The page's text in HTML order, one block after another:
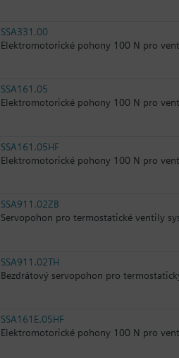
SSA331.00
Elektromotorické pohony 100 N pro
SSA161.05
Elektromotorické pohony 100 N pro
SSA161.05HF
Elektromotorické pohony 100 N pro
SSA911.02ZB
Servopohon pro termostatické ventily
SSA911.02TH
Bezdrátový servopohon pro
SSA161E.05HF
Elektromotorické pohony 100 N pro